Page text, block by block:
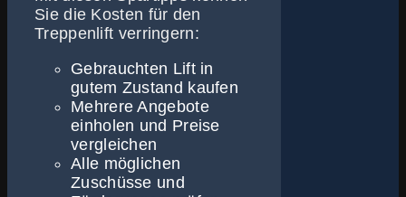
Sie die Kosten für den
Treppenlift verringern:
Gebrauchten Lift in
gutem Zustand kaufen
Mehrere Angebote
einholen und Preise
vergleichen
Alle möglichen
Zuschüsse und